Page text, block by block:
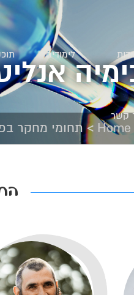
לימודים
קשר
Home
> תחומי מחקר